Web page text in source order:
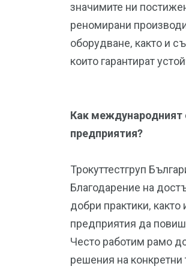
значимите ни
реномирани
оборудване, както и
които гарантират
Как международният
предприятия?
Трокуттестгруп
Благодарение на
добри практики,
предприятия да
Често работим рамо
решения на конкретни